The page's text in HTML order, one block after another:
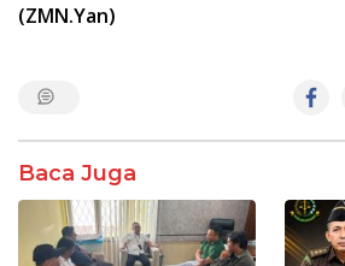
(ZMN.Yan)
Baca Juga